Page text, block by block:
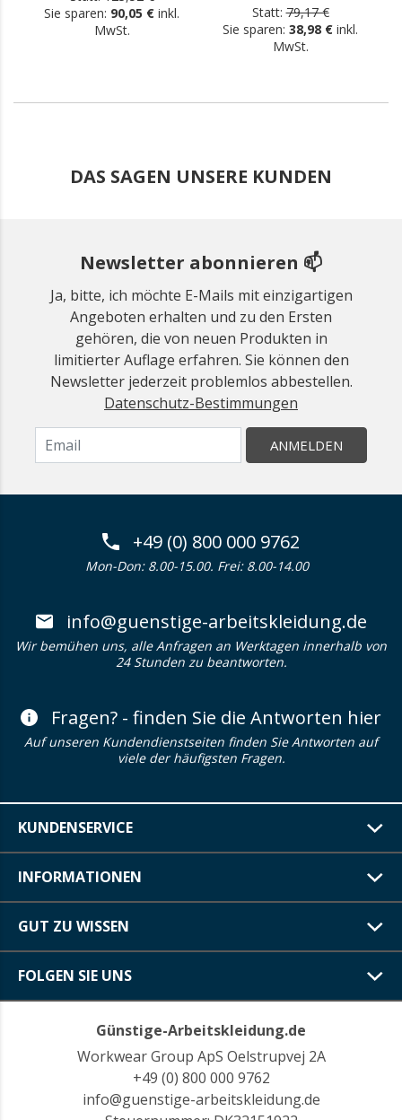
Sie sparen: 90,05 € inkl.
MwSt.
Statt: 79,17 €
Sie sparen: 38,98 € inkl.
MwSt.
DAS SAGEN UNSERE KUNDEN
Newsletter abonnieren 📫
Ja, bitte, ich möchte E-Mails mit einzigartigen
Angeboten erhalten und zu den Ersten
gehören, die von neuen Produkten in
limitierter Auflage erfahren. Sie können den
Newsletter jederzeit problemlos abbestellen.
Datenschutz-Bestimmungen
ANMELDEN
+49 (0) 800 000 9762
Mon-Don: 8.00-15.00. Frei: 8.00-14.00
info@guenstige-arbeitskleidung.de
Wir bemühen uns, alle Anfragen an Werktagen innerhalb von
24 Stunden zu beantworten.
Fragen? - finden Sie die Antworten hier
Auf unseren Kundendienstseiten finden Sie Antworten auf
viele der häufigsten Fragen.
KUNDENSERVICE
INFORMATIONEN
GUT ZU WISSEN
FOLGEN SIE UNS
Günstige-Arbeitskleidung.de
Workwear Group ApS Oelstrupvej 2A
+49 (0) 800 000 9762
info@guenstige-arbeitskleidung.de